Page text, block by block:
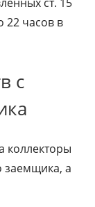
22 часов в
с
коллекторы
заемщика, а